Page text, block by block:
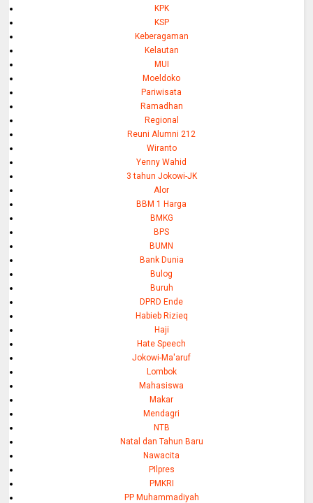
KPK
KSP
Keberagaman
Kelautan
MUI
Moeldoko
Pariwisata
Ramadhan
Regional
Reuni Alumni 212
Wiranto
Yenny Wahid
3 tahun Jokowi-JK
Alor
BBM 1 Harga
BMKG
BPS
BUMN
Bank Dunia
Bulog
Buruh
DPRD Ende
Habieb Rizieq
Haji
Hate Speech
Jokowi-Ma'aruf
Lombok
Mahasiswa
Makar
Mendagri
NTB
Natal dan Tahun Baru
Nawacita
PIlpres
PMKRI
PP Muhammadiyah